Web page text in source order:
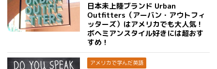
日本未上陸ブランド Urban
Outfitters（アーバン・アウトフィ
ッターズ）はアメリカでも大人気！
ボヘミアンスタイル好きには超おす
すめ！
アメリカで学んだ英語